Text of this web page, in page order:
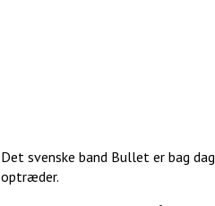
Det svenske band Bullet er bag
optræder.